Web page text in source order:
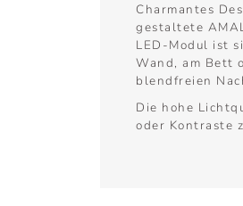
Charmantes
gestaltete
LED-Modul ist
Wand, am Bett
blendfreien
Die hohe
oder Kontraste